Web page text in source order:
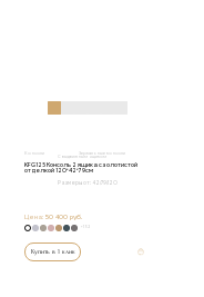
KFG125 Консоль 2 ящика с золотистой
отделкой 120*42*79см
Размеры от: 42/79/120
Цена:50 400 руб.
+152
Купить в 1 клик